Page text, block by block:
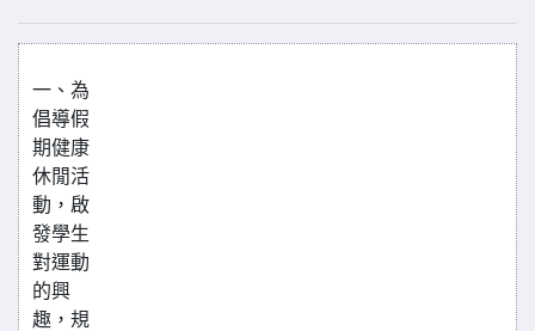
一、為
倡導假
期健康
休閒活
動，啟
發學生
對運動
的興
趣，規